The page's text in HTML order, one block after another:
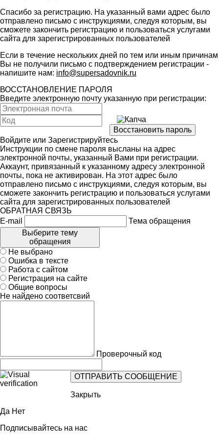
Спасибо за регистрацию. На указанный вами адрес было
отправлено письмо с инструкциями, следуя которым, вы
сможете закончить регистрацию и пользоваться услугами
сайта для зарегистрированных пользователей
Если в течение нескольких дней по тем или иным причинам
Вы не получили письмо с подтверждением регистрации -
напишите нам: info@supersadovnik.ru
ВОССТАНОВЛЕНИЕ ПАРОЛЯ
Введите электронную почту указанную при регистрации:
Войдите или Зарегистрируйтесь
Инструкции по смене пароля высланы на адрес
электронной почты, указанный Вами при регистрации.
Аккаунт, привязанный к указанному адресу электронной
почты, пока не активирован. На этот адрес было
отправлено письмо с инструкциями, следуя которым, вы
сможете закончить регистрацию и пользоваться услугами
сайта для зарегистрированных пользователей
ОБРАТНАЯ СВЯЗЬ
E-mail
Тема обращения
Выберите тему
обращения
Не выбрано
Ошибка в тексте
Работа с сайтом
Регистрация на сайте
Общие вопросы
Не найдено соответсвий
Проверочный код
Закрыть
Да Нет
Подписывайтесь на нас